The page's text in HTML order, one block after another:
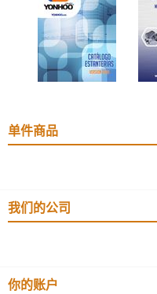
单件商品
我们的公司
你的账户